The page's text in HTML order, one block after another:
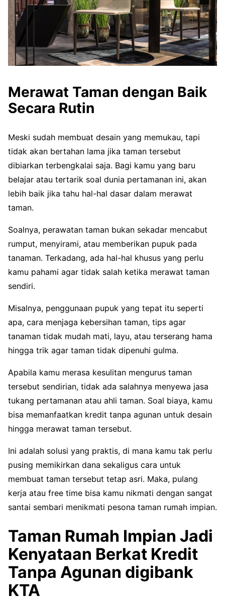
Merawat Taman dengan Baik
Secara Rutin
Meski sudah membuat desain yang memukau, tapi
tidak akan bertahan lama jika taman tersebut
dibiarkan terbengkalai saja. Bagi kamu yang baru
belajar atau tertarik soal dunia pertamanan ini, akan
lebih baik jika tahu hal-hal dasar dalam merawat
taman.
Soalnya, perawatan taman bukan sekadar mencabut
rumput, menyirami, atau memberikan pupuk pada
tanaman. Terkadang, ada hal-hal khusus yang perlu
kamu pahami agar tidak salah ketika merawat taman
sendiri.
Misalnya, penggunaan pupuk yang tepat itu seperti
apa, cara menjaga kebersihan taman, tips agar
tanaman tidak mudah mati, layu, atau terserang hama
hingga trik agar taman tidak dipenuhi gulma.
Apabila kamu merasa kesulitan mengurus taman
tersebut sendirian, tidak ada salahnya menyewa jasa
tukang pertamanan atau ahli taman. Soal biaya, kamu
bisa memanfaatkan kredit tanpa agunan untuk desain
hingga merawat taman tersebut.
Ini adalah solusi yang praktis, di mana kamu tak perlu
pusing memikirkan dana sekaligus cara untuk
membuat taman tersebut tetap asri. Maka, pulang
kerja atau free time bisa kamu nikmati dengan sangat
santai sembari menikmati pesona taman rumah impian.
Taman Rumah Impian Jadi
Kenyataan Berkat Kredit
Tanpa Agunan digibank
KTA